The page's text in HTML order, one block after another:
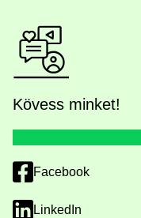
Kövess minket!
Facebook
LinkedIn